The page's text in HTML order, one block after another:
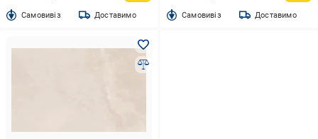
Cамовивіз Доставимо Cамовивіз Доставимо